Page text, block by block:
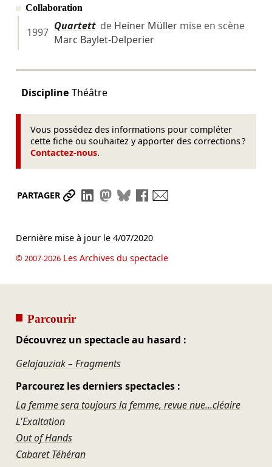
Collaboration
1997 Quartettde Heiner Müllermise en scène
Marc Baylet-Delperier
Discipline Théâtre
Vous possédez des informations pour compléter
cette fiche ou souhaitez y apporter des corrections ?
Contactez-nous.
PARTAGER Partager le lien
Partager sur LinkedIn
Partager sur Mastodon
Partager sur Bluesky
Partager sur Facebook
Dernière mise à jour le 4/07/2020
© 2007-2026Les Archives du spectacle
Parcourir
Découvrez un spectacle au hasard :
Gelajauziak – Fragments
Parcourez les derniers spectacles :
La femme sera toujours la femme, revue nue...cléaire
L'Exaltation
Out of Hands
Cabaret Téhéran